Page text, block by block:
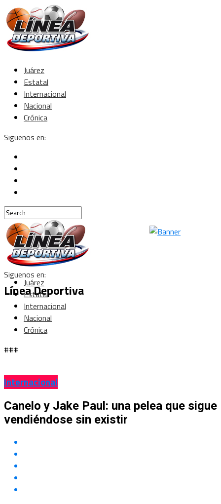
Juárez
Estatal
Internacional
Nacional
Crónica
Siguenos en:
Línea Deportiva
Siguenos en:
Juárez
Estatal
Internacional
Nacional
Crónica
###
Internacional
Canelo y Jake Paul: una pelea que sigue
vendiéndose sin existir